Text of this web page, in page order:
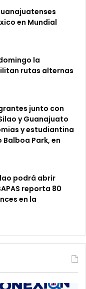
en Mundial
la
rutas alternas
junto con
y Guanajuato
y estudiantina
Balboa Park, en
podrá abrir
reporta 80
en la